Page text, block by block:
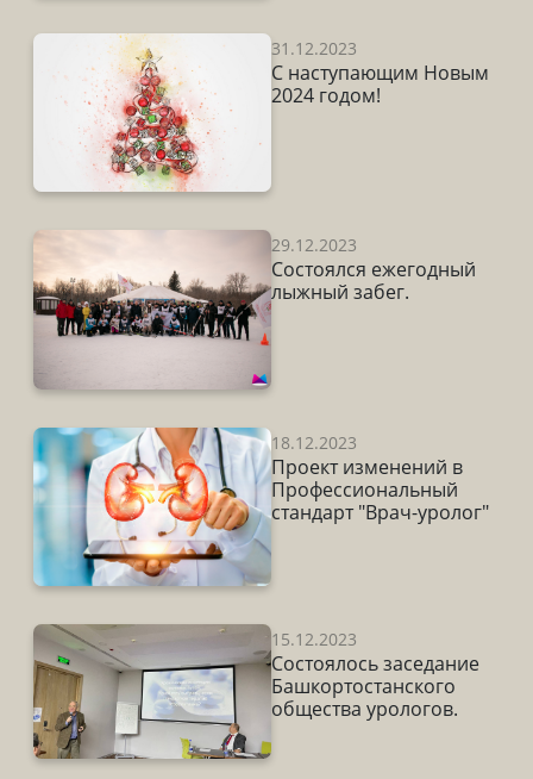
31.12.2023
С наступающим Новым
2024 годом!
29.12.2023
Состоялся ежегодный
лыжный забег.
18.12.2023
Проект изменений в
Профессиональный
стандарт "Врач-уролог"
15.12.2023
Состоялось заседание
Башкортостанского
общества урологов.